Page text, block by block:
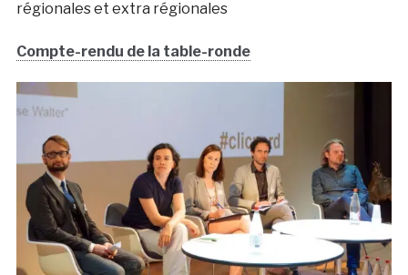
régionales et extra régionales
Compte-rendu de la table-ronde